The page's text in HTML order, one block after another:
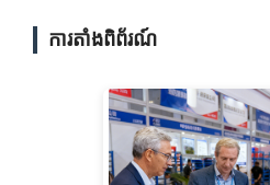
ការតាំងពិព័រណ៍